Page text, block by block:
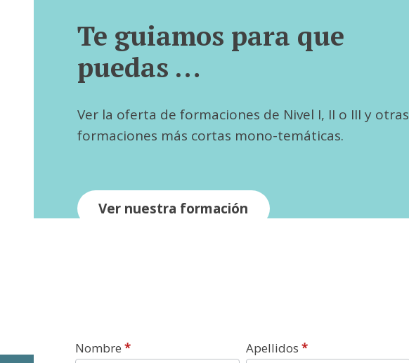
Te guiamos para que
puedas …
Ver la oferta de formaciones de Nivel I, II o III y otras
formaciones más cortas mono-temáticas.
Ver nuestra formación
Contacto
Nombre* Apellidos*